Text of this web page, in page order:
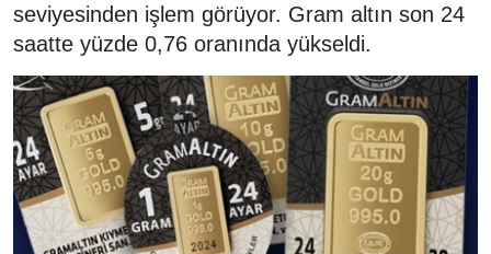
seviyesinden işlem görüyor. Gram altın son 24
saatte yüzde 0,76 oranında yükseldi.